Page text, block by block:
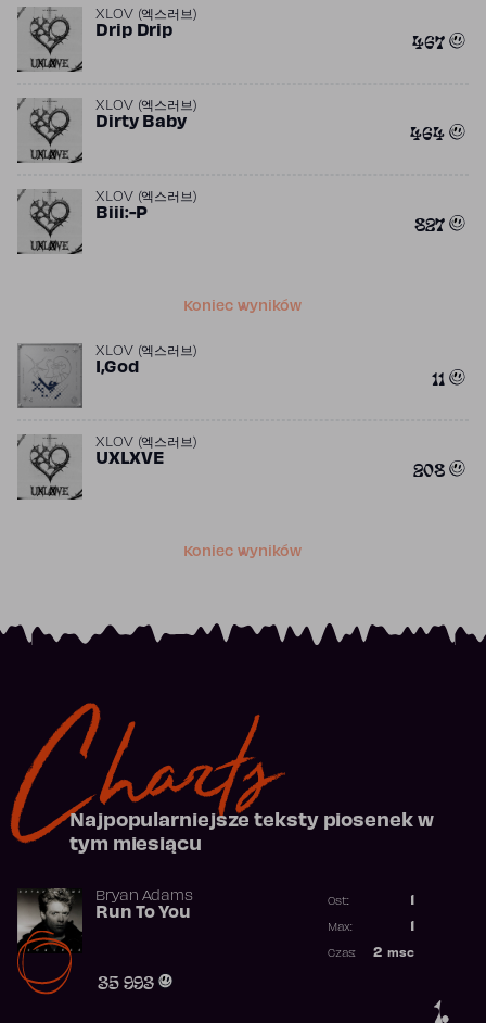
XLOV (엑스러브)
Drip Drip 467
XLOV (엑스러브)
Dirty Baby 464
XLOV (엑스러브)
Biii:-P 827
Koniec wyników
XLOV (엑스러브)
I,God 11
XLOV (엑스러브)
UXLXVE 208
Koniec wyników
Charts
Najpopularniejsze teksty piosenek w
tym miesiącu
1.
Bryan Adams
Run To You
35 993
Ost.:
Max:
2 msc
Czas: